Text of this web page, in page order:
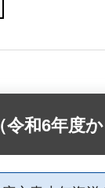
和6年度か